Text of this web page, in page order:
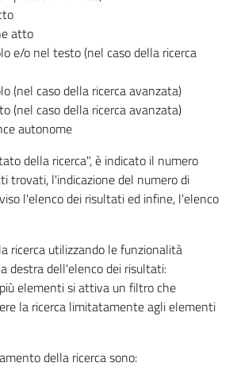
atto
e/o nel testo (nel caso della ricerca
(nel caso della ricerca avanzata)
(nel caso della ricerca avanzata)
autonome
della ricerca", è indicato il numero
trovati, l'indicazione del numero di
l'elenco dei risultati ed infine, l'elenco
ricerca utilizzando le funzionalità
destra dell'elenco dei risultati:
elementi si attiva un filtro che
la ricerca limitatamente agli elementi
della ricerca sono: